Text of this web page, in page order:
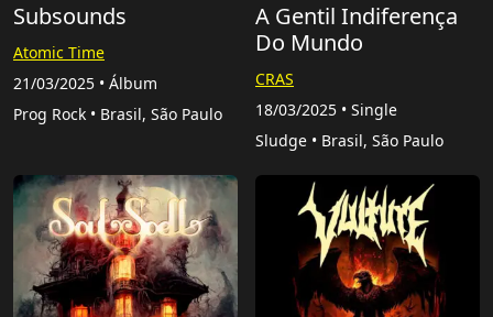
Subsounds
Atomic Time
21/03/2025 • Álbum
Prog Rock • Brasil, São Paulo
A Gentil Indiferença
Do Mundo
CRAS
18/03/2025 • Single
Sludge • Brasil, São Paulo